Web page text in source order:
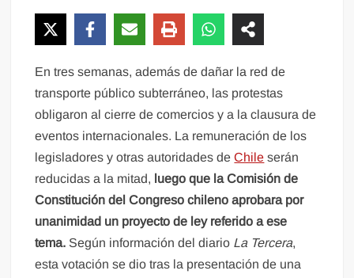
En tres semanas, además de dañar la red de
transporte público subterráneo, las protestas
obligaron al cierre de comercios y a la clausura de
eventos internacionales. La remuneración de los
legisladores y otras autoridades deChile serán
reducidas a la mitad, luego que la Comisión de
Constitución del Congreso chileno aprobara por
unanimidad un proyecto de ley referido a ese
tema. Según información del diario La Tercera,
esta votación se dio tras la presentación de una